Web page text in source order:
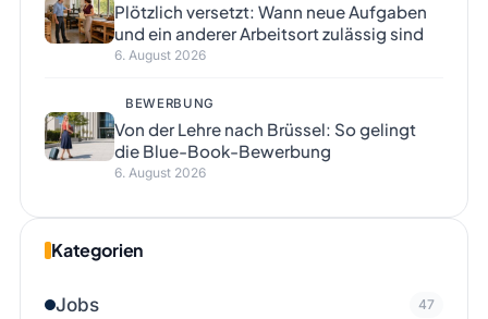
Plötzlich versetzt: Wann neue Aufgaben
und ein anderer Arbeitsort zulässig sind
6. August 2026
BEWERBUNG
Von der Lehre nach Brüssel: So gelingt
die Blue-Book-Bewerbung
6. August 2026
Kategorien
Jobs 47